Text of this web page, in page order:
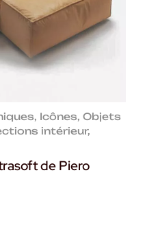
, Icônes, Objets
intérieur,
de Piero